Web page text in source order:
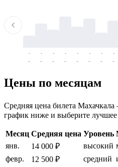
-
-
-
-
-
-
-
-
-
-
-
-
-
-
-
-
Цены по месяцам
Средняя цена билета
график ниже и выберите лучшее
Месяц Средняя цена Уровень
янв.
14 000 ₽ высокий
февр.
12 500 ₽ средний